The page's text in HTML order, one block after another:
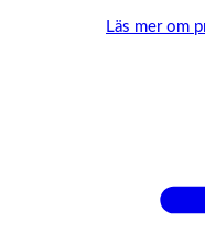
Läs mer om